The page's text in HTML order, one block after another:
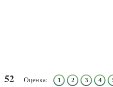
52 Оценка: 1 2 3 4